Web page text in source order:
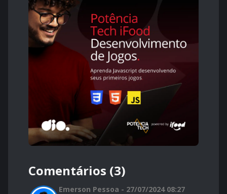
Comentários (3)
Emerson Pessoa - 27/07/2024 08:27